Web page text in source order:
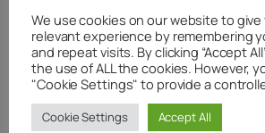
Ausreiseverbote aus der
BRD
We use cookies on our website to
relevant experience by remembering
and repeat visits. By clicking “Accept
the use of ALL the cookies. However,
"Cookie Settings" to provide a
Cookie Settings Accept All